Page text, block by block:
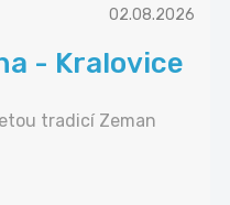
02.08.2026
- Kralovice
tradicí Zeman